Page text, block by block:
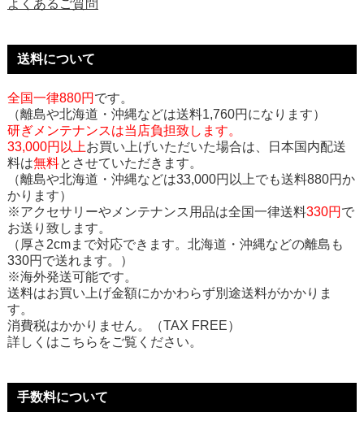
よくあるご質問
送料について
全国一律880円 です。
（離島や北海道・沖縄などは送料1,760円になります）
研ぎメンテナンスは当店負担致します。
33,000円以上お買い上げいただいた場合は、日本国内配送
料は無料とさせていただきます。
（離島や北海道・沖縄などは33,000円以上でも送料880円か
かります）
※アクセサリーやメンテナンス用品は全国一律送料330円 で
お送り致します。
（厚さ2cmまで対応できます。北海道・沖縄などの離島も
330円で送れます。）
※海外発送可能です。
送料はお買い上げ金額にかかわらず別途送料がかかりま
す。
消費税はかかりません。（TAX FREE）
詳しくはこちらをご覧ください。
手数料について